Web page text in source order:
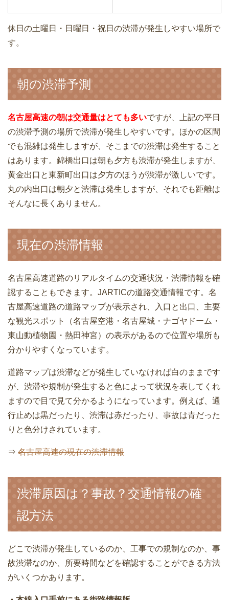
休日の土曜日・日曜日・祝日の渋滞が発生しやすい場所で
す。
朝の渋滞予測
名古屋高速の朝は交通量はとても多いですが、上記の平日
の渋滞予測の場所で渋滞が発生しやすいです。ほかの区間
でも混雑は発生しますが、そこまでの渋滞は発生すること
はあります。錦橋出口は朝も夕方も渋滞が発生しますが、
黄金出口と東新町出口は夕方のほうが渋滞が激しいです。
丸の内出口は朝夕と渋滞は発生しますが、それでも距離は
そんなに長くありません。
現在の渋滞情報
名古屋高速道路のリアルタイムの交通状況・渋滞情報を確
認することもできます。JARTICの道路交通情報です。名
古屋高速道路の道路マップが表示され、入口と出口、主要
な観光スポット（名古屋空港・名古屋城・ナゴヤドーム・
東山動植物園・熱田神宮）の表示があるので位置や場所も
分かりやすくなっています。
道路マップは渋滞などが発生していなければ白のままです
が、渋滞や規制が発生すると色によって状況を表してくれ
ますので目で見て分かるようになっています。例えば、通
行止めは黒だったり、渋滞は赤だったり、事故は青だった
りと色分けされています。
⇒ 名古屋高速の現在の渋滞情報
渋滞原因は？事故？交通情報の確
認方法
どこで渋滞が発生しているのか、工事での規制なのか、事
故渋滞なのか、所要時間などを確認することができる方法
がいくつかあります。